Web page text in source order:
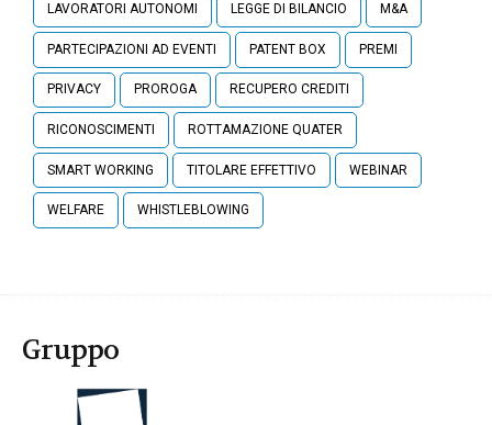
LAVORATORI AUTONOMI LEGGE DI BILANCIO M&A
PARTECIPAZIONI AD EVENTI PATENT BOX PREMI
PRIVACY PROROGA RECUPERO CREDITI
RICONOSCIMENTI ROTTAMAZIONE QUATER
SMART WORKING TITOLARE EFFETTIVO WEBINAR
WELFARE WHISTLEBLOWING
Gruppo